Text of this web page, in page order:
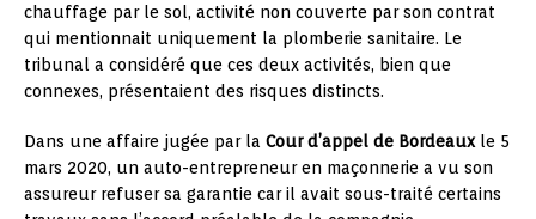
chauffage par le sol, activité non couverte par son contrat
qui mentionnait uniquement la plomberie sanitaire. Le
tribunal a considéré que ces deux activités, bien que
connexes, présentaient des risques distincts.
Dans une affaire jugée par la Cour d’appel de Bordeauxle 5
mars 2020, un auto-entrepreneur en maçonnerie a vu son
assureur refuser sa garantie car il avait sous-traité certains